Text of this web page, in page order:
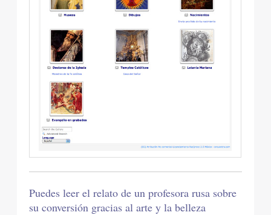
Puedes leer el relato de un profesora rusa sobre
su conversión gracias al arte y la belleza